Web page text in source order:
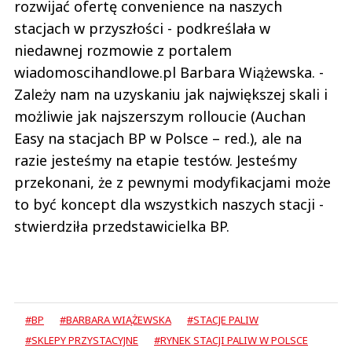
rozwijać ofertę convenience na naszych
stacjach w przyszłości - podkreślała w
niedawnej rozmowie z portalem
wiadomoscihandlowe.pl Barbara Wiążewska. -
Zależy nam na uzyskaniu jak największej skali i
możliwie jak najszerszym rolloucie (Auchan
Easy na stacjach BP w Polsce – red.), ale na
razie jesteśmy na etapie testów. Jesteśmy
przekonani, że z pewnymi modyfikacjami może
to być koncept dla wszystkich naszych stacji -
stwierdziła przedstawicielka BP.
#BP #BARBARA WIĄŻEWSKA
#STACJE PALIW
#SKLEPY PRZYSTACYJNE
#RYNEK STACJI PALIW W POLSCE